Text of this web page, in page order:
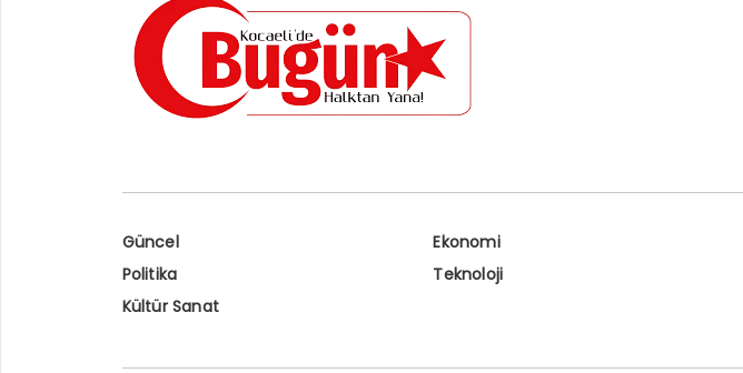
Güncel Ekonomi
Politika
Teknoloji
Kültür Sanat